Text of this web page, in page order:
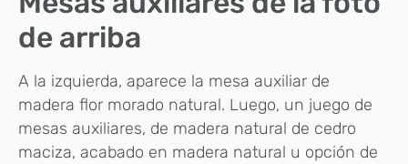
de arriba
A la izquierda, aparece la mesa auxiliar de
madera flor morado natural. Luego, un juego de
mesas auxiliares, de madera natural de cedro
maciza, acabado en madera natural u opción de